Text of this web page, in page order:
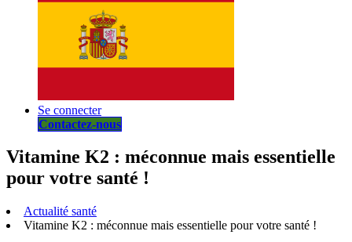
Se connecter
Contactez-nous
Vitamine K2 : méconnue mais essentielle
pour votre santé !
Actualité santé
Vitamine K2 : méconnue mais essentielle pour votre santé !